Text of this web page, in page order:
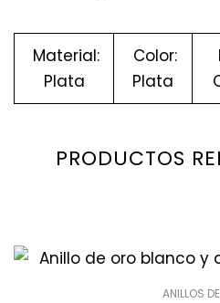
Material:
Plata
Color:
Plata
PRODUCTOS
ANILLOS